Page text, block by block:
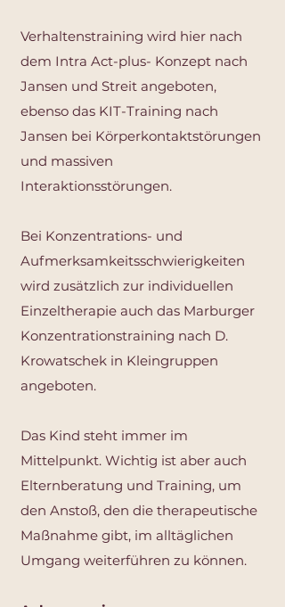
Verhaltenstraining wird hier nach
dem Intra Act-plus- Konzept nach
Jansen und Streit angeboten,
ebenso das KIT-Training nach
Jansen bei Körperkontaktstörungen
und massiven
Interaktionsstörungen.
Bei Konzentrations- und
Aufmerksamkeitsschwierigkeiten
wird zusätzlich zur individuellen
Einzeltherapie auch das Marburger
Konzentrationstraining nach D.
Krowatschek in Kleingruppen
angeboten.
Das Kind steht immer im
Mittelpunkt. Wichtig ist aber auch
Elternberatung und Training, um
den Anstoß, den die therapeutische
Maßnahme gibt, im alltäglichen
Umgang weiterführen zu können.